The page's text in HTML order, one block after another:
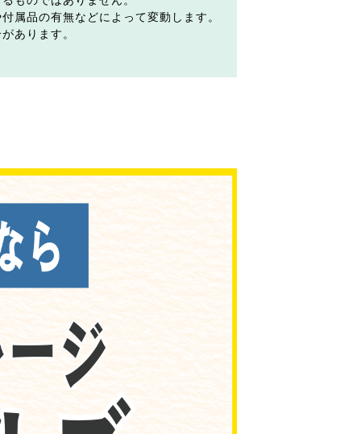
属品の有無などによって変動します。
あります。